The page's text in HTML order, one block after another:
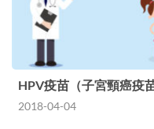
HPV疫苗（子宮頸癌疫苗
2018-04-04